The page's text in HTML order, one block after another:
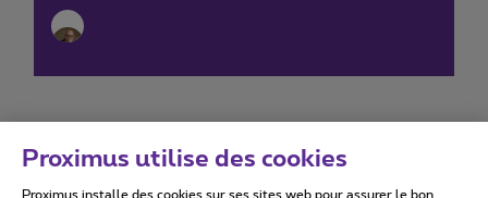
Proximus utilise des cookies
Proximus installe des cookies sur ses sites web pour assurer le bon